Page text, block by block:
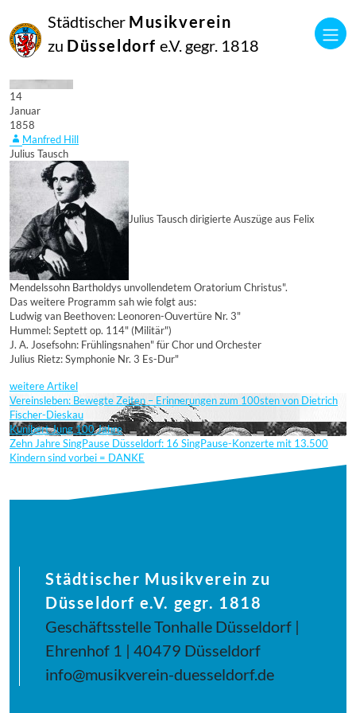
Städtischer Musikverein
zu Düsseldorf e.V. gegr. 1818
14
Januar
1858
Manfred Hill
Julius Tausch
Julius Tausch dirigierte Auszüge aus Felix
Mendelssohn Bartholdys unvollendetem Oratorium Christus".
Das weitere Programm sah wie folgt aus:
Ludwig van Beethoven: Leonoren-Ouvertüre Nr. 3"
Hummel: Septett op. 114" (Militär")
J. A. Josefsohn: Frühlingsnahen" für Chor und Orchester
Julius Rietz: Symphonie Nr. 3 Es-Dur"
weitere Artikel
Vereinsleben: Bewegte Zeiten – Erinnerungen zum 100sten von Dietrich
Fischer-Dieskau
Kunibert Jung 100 Jahre
Zehn Jahre SingPause Düsseldorf: 16 SingPause-Konzerte mit 13.500
Kindern sind vorbei = DANKE
Städtischer Musikverein zu
Düsseldorf e.V. gegr. 1818
Geschäftsstelle Tonhalle Düsseldorf |
Ehrenhof 1 | 40479 Düsseldorf
info@musikverein-duesseldorf.de